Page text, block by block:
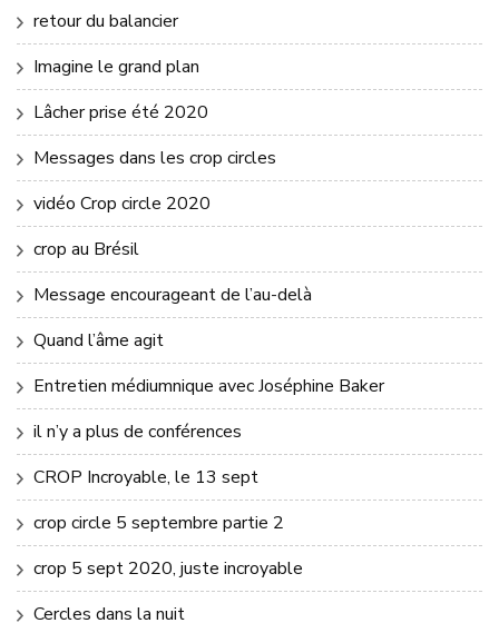
retour du balancier
Imagine le grand plan
Lâcher prise été 2020
Messages dans les crop circles
vidéo Crop circle 2020
crop au Brésil
Message encourageant de l’au-delà
Quand l’âme agit
Entretien médiumnique avec Joséphine Baker
il n’y a plus de conférences
CROP Incroyable, le 13 sept
crop circle 5 septembre partie 2
crop 5 sept 2020, juste incroyable
Cercles dans la nuit